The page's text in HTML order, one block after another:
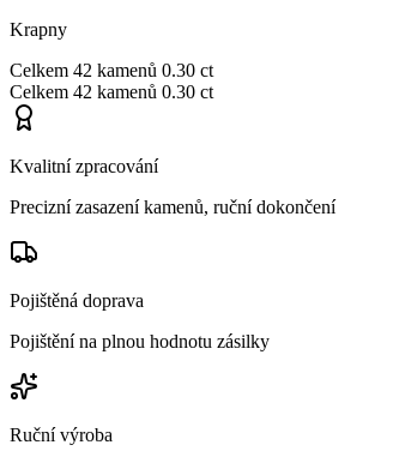
Krapny
Celkem 42 kamenů 0.30 ct
Celkem 42 kamenů 0.30 ct
Kvalitní zpracování
Precizní zasazení kamenů, ruční dokončení
Pojištěná doprava
Pojištění na plnou hodnotu zásilky
Ruční výroba